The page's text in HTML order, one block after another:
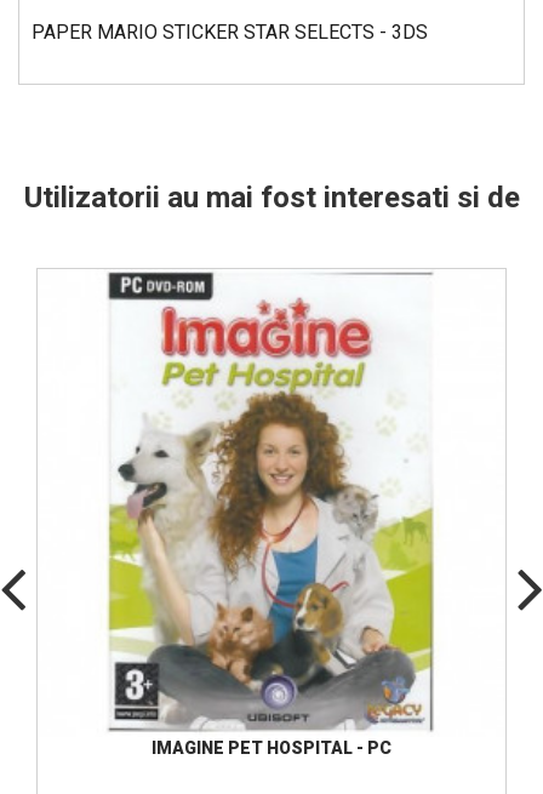
PAPER MARIO STICKER STAR SELECTS - 3DS
Utilizatorii au mai fost interesati si de
IMAGINE PET HOSPITAL - PC